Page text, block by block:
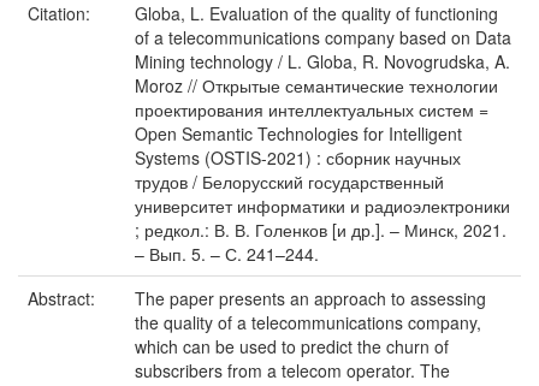
Citation:
Globa, L. Evaluation of the quality of functioning
of a telecommunications company based on Data
Mining technology / L. Globa, R. Novogrudska, A.
Moroz // Открытые семантические технологии
проектирования интеллектуальных систем =
Open Semantic Technologies for Intelligent
Systems (OSTIS-2021) : сборник научных
трудов / Белорусский государственный
университет информатики и радиоэлектроники
; редкол.: В. В. Голенков [и др.]. – Минск, 2021.
– Вып. 5. – С. 241–244.
Abstract:
The paper presents an approach to assessing
the quality of a telecommunications company,
which can be used to predict the churn of
subscribers from a telecom operator. The